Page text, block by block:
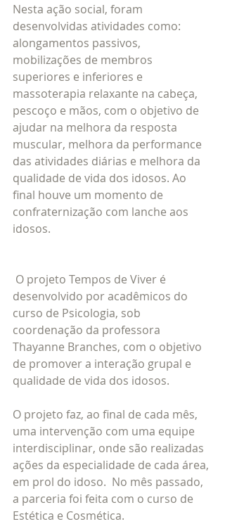
Nesta ação social, foram
desenvolvidas atividades como:
alongamentos passivos,
mobilizações de membros
superiores e inferiores e
massoterapia relaxante na cabeça,
pescoço e mãos, com o objetivo de
ajudar na melhora da resposta
muscular, melhora da performance
das atividades diárias e melhora da
qualidade de vida dos idosos. Ao
final houve um momento de
confraternização com lanche aos
idosos.
desenvolvido por acadêmicos do
curso de Psicologia, sob
coordenação da professora
Thayanne Branches, com o objetivo
de promover a interação grupal e
qualidade de vida dos idosos.
O projeto faz, ao final de cada mês,
uma intervenção com uma equipe
interdisciplinar, onde são realizadas
ações da especialidade de cada área,
em prol do idoso.  No mês passado,
a parceria foi feita com o curso de
Estética e Cosmética.